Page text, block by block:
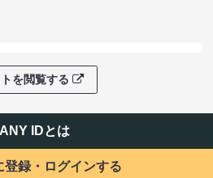
を閲覧する
IDとは
登録・ログインする